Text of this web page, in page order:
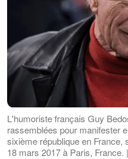
L'humoriste français Guy
rassemblées pour manifester
sixième république en France,
18 mars 2017 à Paris,